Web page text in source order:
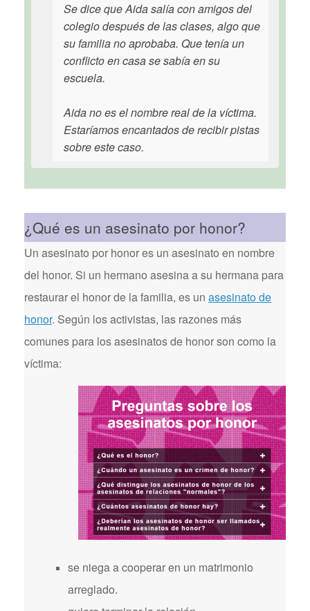
Se dice que Aida salía con amigos del
colegio después de las clases, algo que
su familia no aprobaba. Que tenía un
conflicto en casa se sabía en su
escuela.
Aida no es el nombre real de la víctima.
Estaríamos encantados de recibir pistas
sobre este caso.
¿Qué es un asesinato por honor?
Un asesinato por honor es un asesinato en nombre
del honor. Si un hermano asesina a su hermana para
restaurar el honor de la familia, es un asesinato de
honor. Según los activistas, las razones más
comunes para los asesinatos de honor son como la
víctima:
se niega a cooperar en un matrimonio
arreglado.